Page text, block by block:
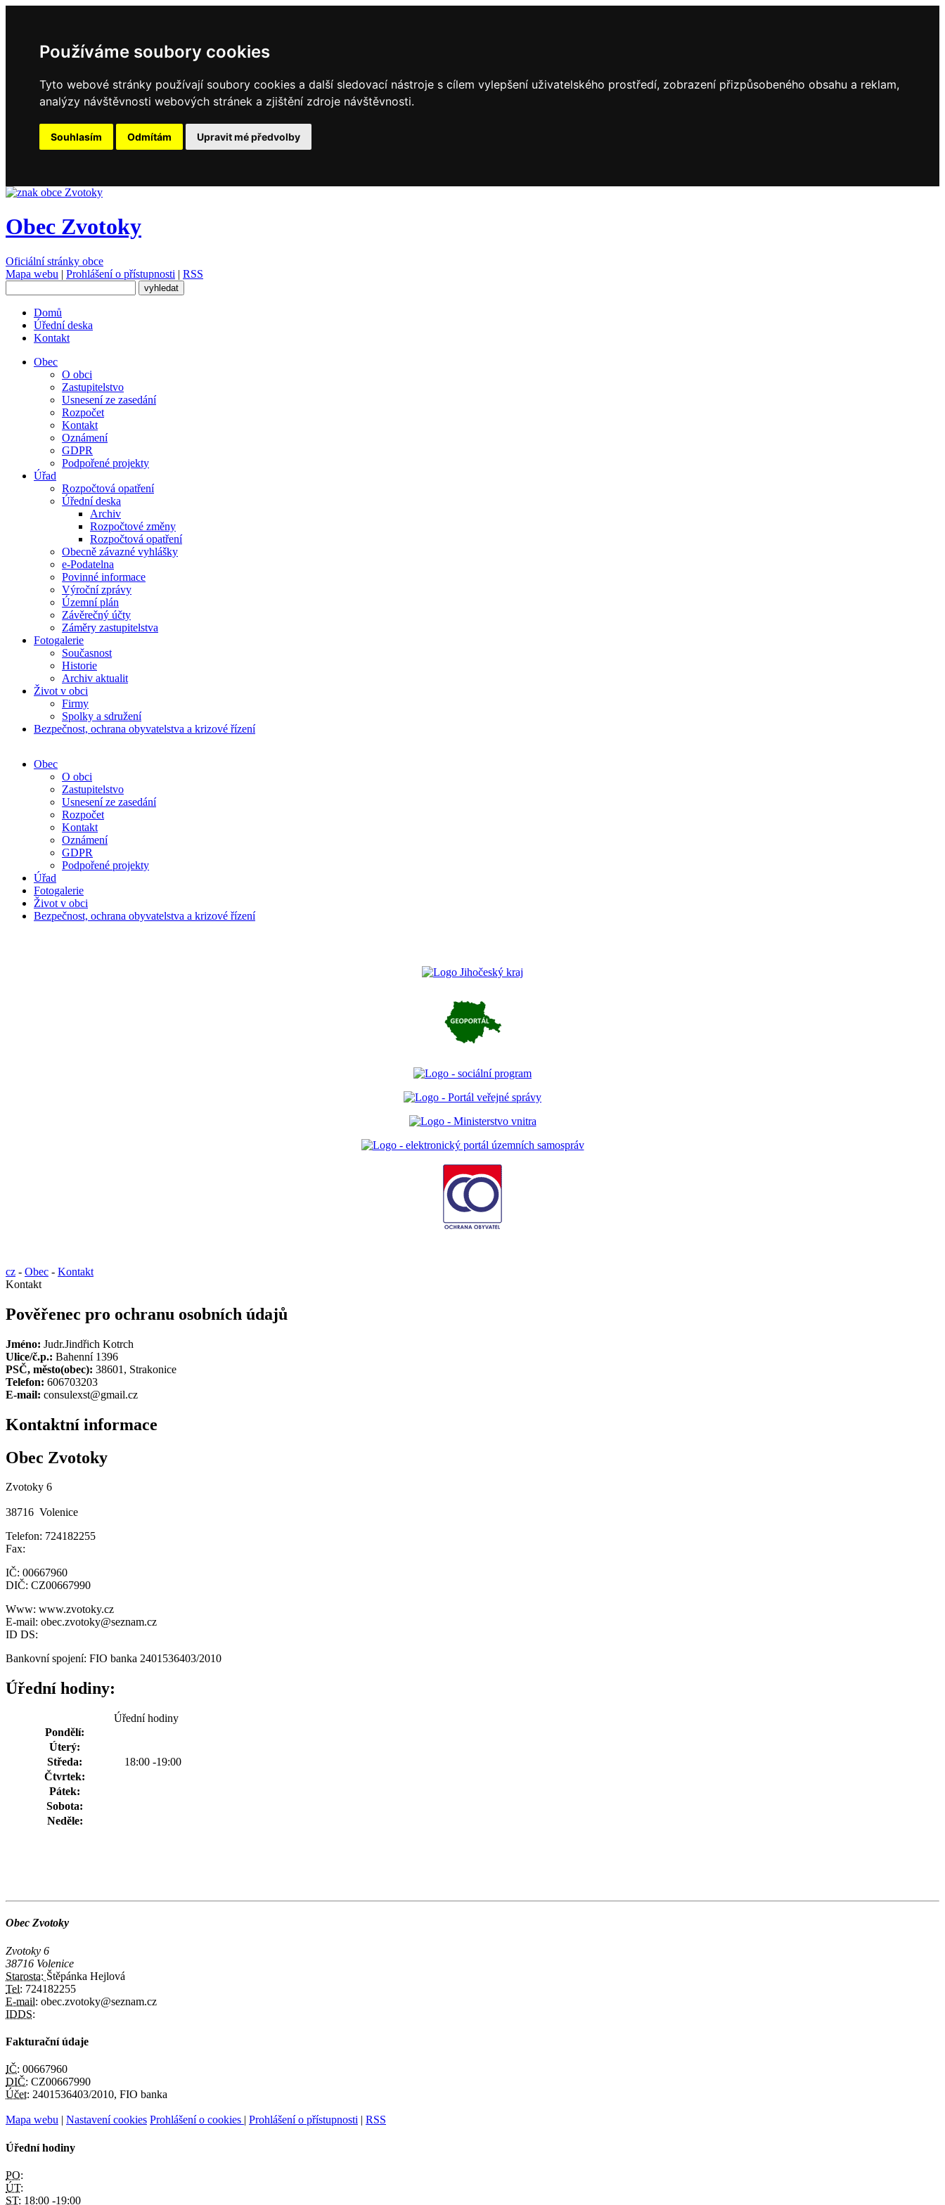
Používáme soubory cookies
Tyto webové stránky používají soubory cookies a další sledovací nástroje s cílem vylepšení uživatelského prostředí, zobrazení přizpůsobeného obsahu a reklam,
analýzy návštěvnosti webových stránek a zjištění zdroje návštěvnosti.
Souhlasím Odmítám Upravit mé předvolby
Obec Zvotoky
Oficiální stránky obce
Mapa webu | Prohlášení o přístupnosti | RSS
Domů
Úřední deska
Kontakt
Obec
O obci
Zastupitelstvo
Usnesení ze zasedání
Rozpočet
Kontakt
Oznámení
GDPR
Podpořené projekty
Úřad
Rozpočtová opatření
Úřední deska
Archiv
Rozpočtové změny
Rozpočtová opatření
Obecně závazné vyhlášky
e-Podatelna
Povinné informace
Výroční zprávy
Územní plán
Závěrečný účty
Záměry zastupitelstva
Fotogalerie
Současnost
Historie
Archiv aktualit
Život v obci
Firmy
Spolky a sdružení
Bezpečnost, ochrana obyvatelstva a krizové řízení
Obec
O obci
Zastupitelstvo
Usnesení ze zasedání
Rozpočet
Kontakt
Oznámení
GDPR
Podpořené projekty
Úřad
Fotogalerie
Život v obci
Bezpečnost, ochrana obyvatelstva a krizové řízení
cz - Obec - Kontakt
Kontakt
Pověřenec pro ochranu osobních údajů
Jméno: Judr.Jindřich Kotrch
Ulice/č.p.: Bahenní 1396
PSČ, město(obec): 38601, Strakonice
Telefon: 606703203
E-mail: consulexst@gmail.cz
Kontaktní informace
Obec Zvotoky
Zvotoky 6
38716 Volenice
Telefon: 724182255
Fax:
IČ: 00667960
DIČ: CZ00667990
Www: www.zvotoky.cz
E-mail: obec.zvotoky@seznam.cz
ID DS:
Bankovní spojení: FIO banka 2401536403/2010
Úřední hodiny:
Úřední hodiny
Pondělí:
Úterý:
Středa:
18:00 -19:00
Čtvrtek:
Pátek:
Sobota:
Neděle:
Obec Zvotoky
Zvotoky 6
38716 Volenice
Starosta: Štěpánka Hejlová
Tel: 724182255
E-mail: obec.zvotoky@seznam.cz
IDDS:
Fakturační údaje
IČ: 00667960
DIČ: CZ00667990
Účet: 2401536403/2010, FIO banka
Mapa webu | Nastavení cookies Prohlášení o cookies | Prohlášení o přístupnosti | RSS
Úřední hodiny
PO:
ÚT:
ST: 18:00 -19:00